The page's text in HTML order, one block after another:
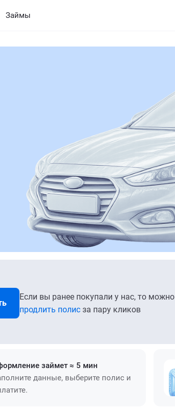
Займы
Если вы ранее покупали у нас, то можно
продлить полис за пару кликов
займет ≈ 5 мин
данные, выберите полис и